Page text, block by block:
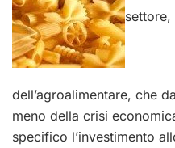
dell’agroalimentare, che
meno della crisi
specifico l’investimento